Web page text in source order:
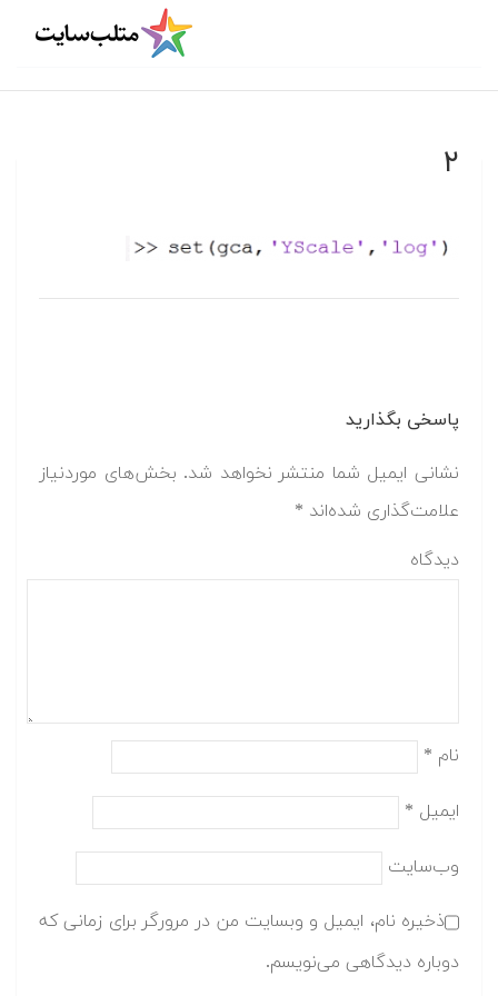
۲
پاسخی بگذارید
نشانی ایمیل شما منتشر نخواهد شد. بخش‌های موردنیاز
علامت‌گذاری شده‌اند *
دیدگاه
نام *
ایمیل *
وب‌سایت
ذخیره نام، ایمیل و وبسایت من در مرورگر برای زمانی که
دوباره دیدگاهی می‌نویسم.